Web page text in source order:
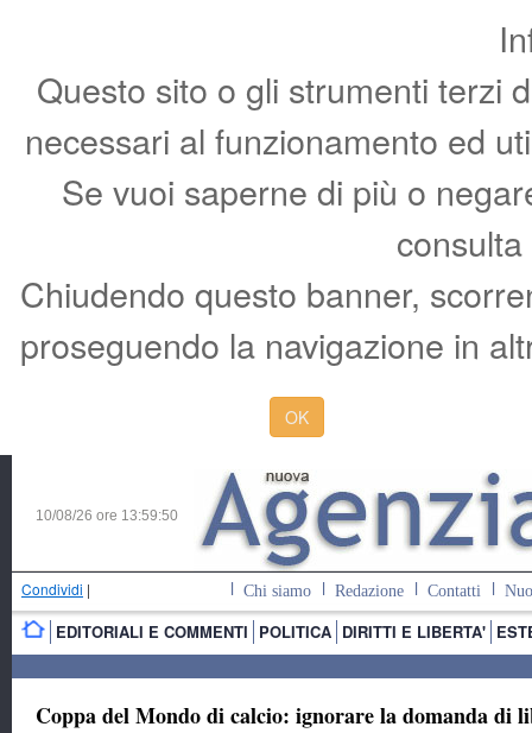
Questo sito o gli strumenti terzi
necessari al funzionamento ed
Se vuoi saperne di più o
Chiudendo questo banner,
proseguendo la navigazione in
OK
10/08/26 ore 13:59:51
Condividi | Chi siamo Redazione Contatti
EDITORIALI E COMMENTI POLITICA DIRITTI E LIBERTA'
Coppa del Mondo di calcio: ignorare la domanda di